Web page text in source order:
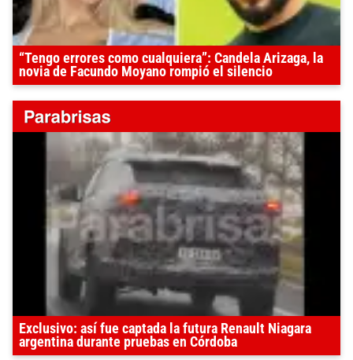
“Tengo errores como cualquiera”: Candela Arizaga, la
novia de Facundo Moyano rompió el silencio
Exclusivo: así fue captada la futura Renault Niagara
argentina durante pruebas en Córdoba